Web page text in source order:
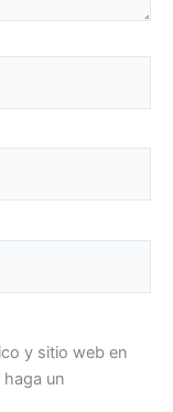
y sitio web en
un